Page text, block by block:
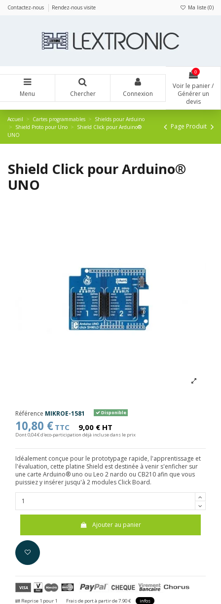
Contactez-nous Rendez-nous visite Ma liste (0)
Menu Chercher Connexion
0
Voir le panier /
Générer un
devis
Accueil Cartes programmables
Shields pour Arduino
Shield Proto pour Uno
Shield Click pour Arduino®
UNO
Page Produit
Shield Click pour Arduino®
UNO
Référence MIKROE-1581 Disponible
10,80 € TTC 9,00 € HT
Dont 0,04 € d'eco-participation déjà incluse dans le prix
Idéalement conçue pour le prototypage rapide, l'apprentissage et
l'évaluation, cette platine Shield est destinée à venir s'enficher sur
une carte Arduino® uno ou Leo 2 nardo ou CB210 afin que vous
puissiez y insérer jusqu'à 2 modules Click Board.
Ajouter au panier
Reprise 1 pour 1 Frais de port à partir de 7.90 € infos
Panneau de gestion des cookies